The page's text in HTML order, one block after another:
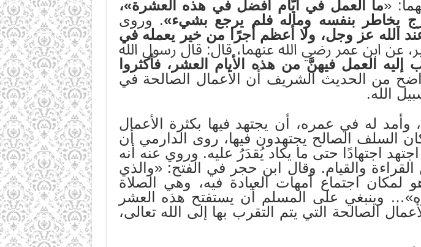
«ما العمل في أيّام أفضل في هذه العشرة»،
يخاطر بنفسه وماله فلم يرجع بشيء». وروى
الله عز وجل، ولا أعظم أجرًا من خير يعمله في
عن ابن عمر رضي الله عنهما، قال: قال رسول الله
العمل فيهنَّ من هذه الأيام العشر، فأكثروا
من الحديث الشريف أن الأعمال الصالحة في
الله.
له في عمره، أن يجتهد فيها بكثرة الأعمال
السلف الصالح يجتهدون فيها، روى الدارمي أن
اجتهادًا حتى ما يكاد يُقدَرُ عليه. وروي عنه أنه
والقيام. وقال ابن حجر في الفتح: «والذي
اجتماع أمهات العبادة فيه، وهي الصلاة
وينبغي على المسلم أن يستفتح هذه العشر
الصالحة التي يتم التقرب بها إلى الله تعالى،